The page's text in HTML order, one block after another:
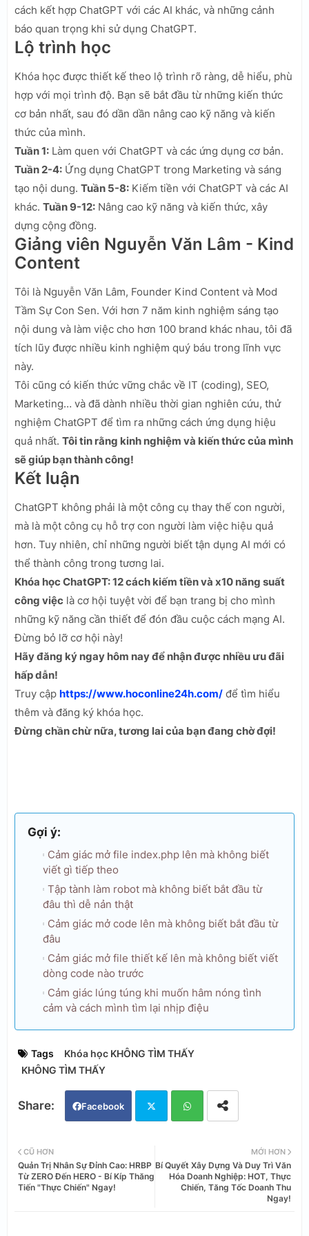
cách kết hợp ChatGPT với các AI khác, và những cảnh
báo quan trọng khi sử dụng ChatGPT.
Lộ trình học
Khóa học được thiết kế theo lộ trình rõ ràng, dễ hiểu, phù
hợp với mọi trình độ. Bạn sẽ bắt đầu từ những kiến thức
cơ bản nhất, sau đó dần dần nâng cao kỹ năng và kiến
thức của mình.
Tuần 1: Làm quen với ChatGPT và các ứng dụng cơ bản.
Tuần 2-4: Ứng dụng ChatGPT trong Marketing và sáng
tạo nội dung. Tuần 5-8: Kiếm tiền với ChatGPT và các AI
khác. Tuần 9-12: Nâng cao kỹ năng và kiến thức, xây
dựng cộng đồng.
Giảng viên Nguyễn Văn Lâm - Kind
Content
Tôi là Nguyễn Văn Lâm, Founder Kind Content và Mod
Tầm Sự Con Sen. Với hơn 7 năm kinh nghiệm sáng tạo
nội dung và làm việc cho hơn 100 brand khác nhau, tôi đã
tích lũy được nhiều kinh nghiệm quý báu trong lĩnh vực
này.
Tôi cũng có kiến thức vững chắc về IT (coding), SEO,
Marketing… và đã dành nhiều thời gian nghiên cứu, thử
nghiệm ChatGPT để tìm ra những cách ứng dụng hiệu
quả nhất. Tôi tin rằng kinh nghiệm và kiến thức của mình
sẽ giúp bạn thành công!
Kết luận
ChatGPT không phải là một công cụ thay thế con người,
mà là một công cụ hỗ trợ con người làm việc hiệu quả
hơn. Tuy nhiên, chỉ những người biết tận dụng AI mới có
thể thành công trong tương lai.
Khóa học ChatGPT: 12 cách kiếm tiền và x10 năng suất
công việc là cơ hội tuyệt vời để bạn trang bị cho mình
những kỹ năng cần thiết để đón đầu cuộc cách mạng AI.
Đừng bỏ lỡ cơ hội này!
Hãy đăng ký ngay hôm nay để nhận được nhiều ưu đãi
hấp dẫn!
Truy cập https://www.hoconline24h.com/ để tìm hiểu
thêm và đăng ký khóa học.
Đừng chần chừ nữa, tương lai của bạn đang chờ đợi!
Gợi ý:
Cảm giác mở file index.php lên mà không biết
viết gì tiếp theo
Tập tành làm robot mà không biết bắt đầu từ
đâu thì dễ nản thật
Cảm giác mở code lên mà không biết bắt đầu từ
đâu
Cảm giác mở file thiết kế lên mà không biết viết
dòng code nào trước
Cảm giác lúng túng khi muốn hâm nóng tình
cảm và cách mình tìm lại nhịp điệu
Tags
Khóa học KHÔNG TÌM THẤY
KHÔNG TÌM THẤY
Facebook
tter ats
MỚI HƠN
Bí Quyết Xây Dựng Và Duy Trì Văn
Hóa Doanh Nghiệp: HOT, Thực
Chiến, Tăng Tốc Doanh Thu
Ngay!
CŨ HƠN
Quản Trị Nhân Sự Đỉnh Cao: HRBP
Từ ZERO Đến HERO - Bí Kíp Thăng
Tiến "Thực Chiến" Ngay!